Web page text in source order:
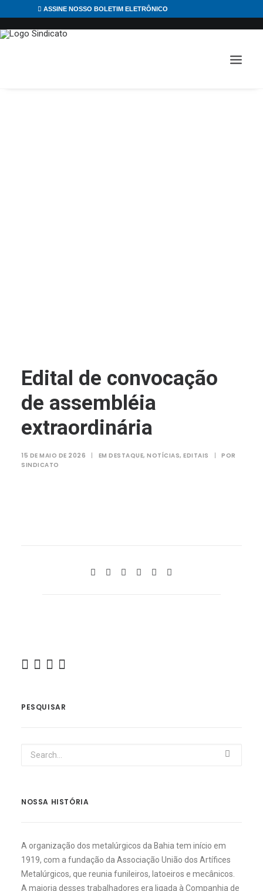
ASSINE NOSSO BOLETIM ELETRÔNICO
Edital de convocação
de assembléia
extraordinária
15 DE MAIO DE 2026 | EM DESTAQUE, NOTÍCIAS, EDITAIS |
POR
SINDICATO
PESQUISAR
NOSSA HISTÓRIA
A organização dos metalúrgicos da Bahia tem início em
1919, com a fundação da Associação União dos Artífices
Metalúrgicos, que reunia funileiros, latoeiros e mecânicos.
A maioria desses trabalhadores era ligada à Companhia de